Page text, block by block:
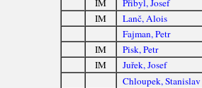
IM
Přibyl, Josef
IM
Lanč, Alois
Fajman, Petr
IM
Pisk, Petr
IM
Juřek, Josef
Chloupek, Stanislav